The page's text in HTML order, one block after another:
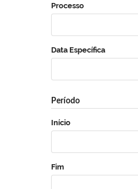
Processo
Data Específica
Período
Início
Fim